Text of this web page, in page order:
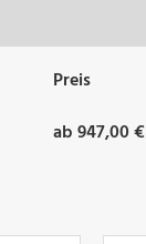
Preis
ab 947,00 €